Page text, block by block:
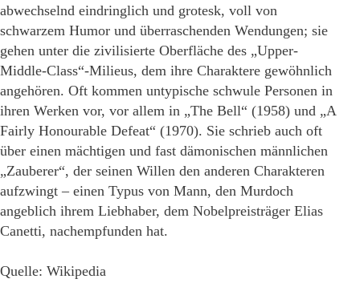
abwechselnd eindringlich und grotesk, voll von
schwarzem Humor und überraschenden Wendungen; sie
gehen unter die zivilisierte Oberfläche des „Upper-
Middle-Class“-Milieus, dem ihre Charaktere gewöhnlich
angehören. Oft kommen untypische schwule Personen in
ihren Werken vor, vor allem in „The Bell“ (1958) und „A
Fairly Honourable Defeat“ (1970). Sie schrieb auch oft
über einen mächtigen und fast dämonischen männlichen
„Zauberer“, der seinen Willen den anderen Charakteren
aufzwingt – einen Typus von Mann, den Murdoch
angeblich ihrem Liebhaber, dem Nobelpreisträger Elias
Canetti, nachempfunden hat.
Quelle: Wikipedia